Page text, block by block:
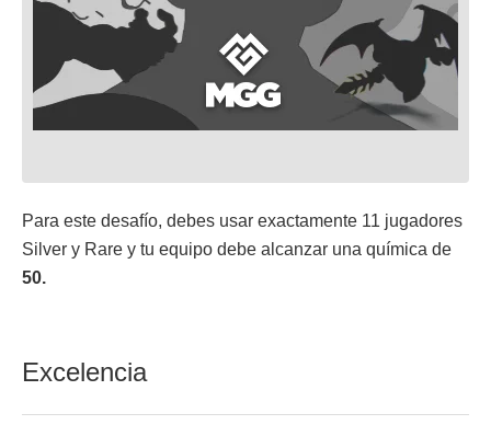
Para este desafío, debes usar exactamente 11 jugadores
Silver y Rare y tu equipo debe alcanzar una química de
50.
Excelencia